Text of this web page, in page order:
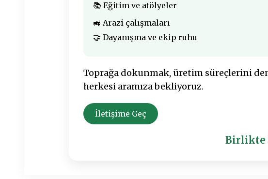
📚 Eğitim ve atölyeler
🚜 Arazi çalışmaları
🤝 Dayanışma ve ekip ruhu
Toprağa dokunmak, üretim süreçlerini
herkesi aramıza bekliyoruz.
İletişime Geç
Birlikte